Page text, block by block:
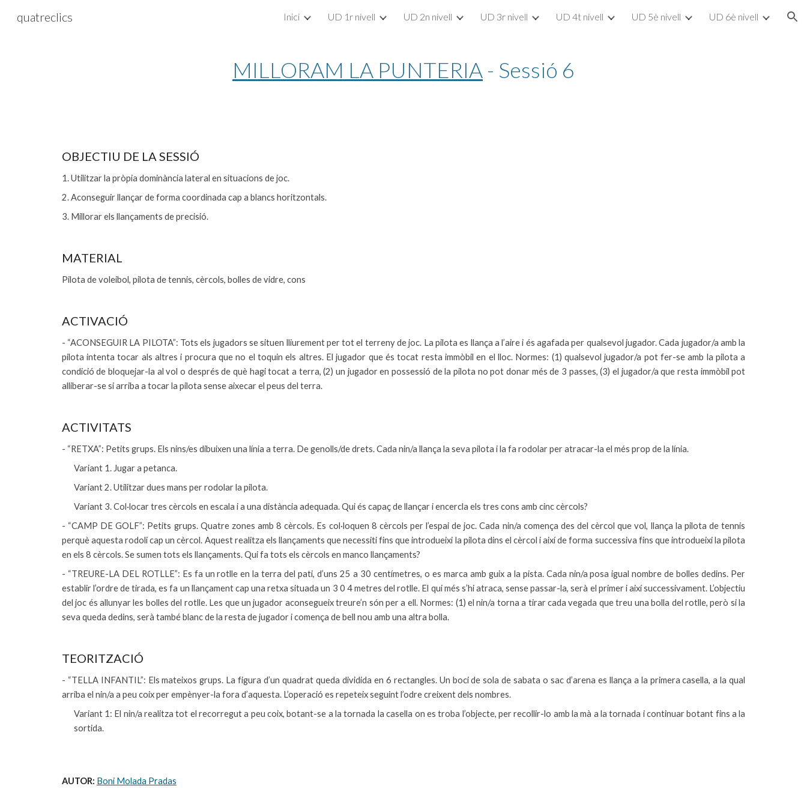
Skip to main content Skip to navigation
quatreclics Inici UD 1r nivell UD 2n nivell UD 3r nivell UD 4t nivell UD 5è nivell UD 6è nivell
MILLORAM LA PUNTERIA - Sessió 6
OBJECTIU DE LA SESSIÓ
1. Utilitzar la pròpia dominància lateral en situacions de joc.
2. Aconseguir llançar de forma coordinada cap a blancs horitzontals.
3. Millorar els llançaments de precisió.
MATERIAL
Pilota de voleibol, pilota de tennis, cèrcols, bolles de vidre, cons
ACTIVACIÓ
- “ACONSEGUIR LA PILOTA”: Tots els jugadors se situen lliurement per tot el terreny de joc. La pilota es llança a l’aire i és agafada per qualsevol jugador. Cada jugador/a amb la
pilota intenta tocar als altres i procura que no el toquin els altres. El jugador que és tocat resta immòbil en el lloc. Normes: (1) qualsevol jugador/a pot fer-se amb la pilota a
condició de bloquejar-la al vol o després de què hagi tocat a terra, (2) un jugador en possessió de la pilota no pot donar més de 3 passes, (3) el jugador/a que resta immòbil pot
alliberar-se si arriba a tocar la pilota sense aixecar el peus del terra.
ACTIVITATS
- “RETXA”: Petits grups. Els nins/es dibuixen una línia a terra. De genolls/de drets. Cada nin/a llança la seva pilota i la fa rodolar per atracar-la el més prop de la línia.
Variant 1. Jugar a petanca.
Variant 2. Utilitzar dues mans per rodolar la pilota.
Variant 3. Col·locar tres cèrcols en escala i a una distància adequada. Qui és capaç de llançar i encercla els tres cons amb cinc cèrcols?
- “CAMP DE GOLF”: Petits grups. Quatre zones amb 8 cèrcols. Es col·loquen 8 cèrcols per l’espai de joc. Cada nin/a comença des del cèrcol que vol, llança la pilota de tennis
perquè aquesta rodoli cap un cèrcol. Aquest realitza els llançaments que necessiti fins que introdueixi la pilota dins el cèrcol i així de forma successiva fins que introdueixi la pilota
en els 8 cèrcols. Se sumen tots els llançaments. Qui fa tots els cèrcols en manco llançaments?
- “TREURE-LA DEL ROTLLE”: Es fa un rotlle en la terra del pati, d’uns 25 a 30 centímetres, o es marca amb guix a la pista. Cada nin/a posa igual nombre de bolles dedins. Per
establir l’ordre de tirada, es fa un llançament cap una retxa situada un 3 0 4 metres del rotlle. El qui més s’hi atraca, sense passar-la, serà el primer i així successivament. L’objectiu
del joc és allunyar les bolles del rotlle. Les que un jugador aconsegueix treure’n són per a ell. Normes: (1) el nin/a torna a tirar cada vegada que treu una bolla del rotlle, però si la
seva queda dedins, serà també blanc de la resta de jugador i comença de bell nou amb una altra bolla.
TEORITZACIÓ
- “TELLA INFANTIL”: Els mateixos grups. La figura d’un quadrat queda dividida en 6 rectangles. Un boci de sola de sabata o sac d’arena es llança a la primera casella, a la qual
arriba el nin/a a peu coix per empènyer-la fora d’aquesta. L’operació es repeteix seguint l’odre creixent dels nombres.
Variant 1: El nin/a realitza tot el recorregut a peu coix, botant-se a la tornada la casella on es troba l’objecte, per recollir-lo amb la mà a la tornada i continuar botant fins a la
sortida.
AUTOR: Boni Molada Pradas